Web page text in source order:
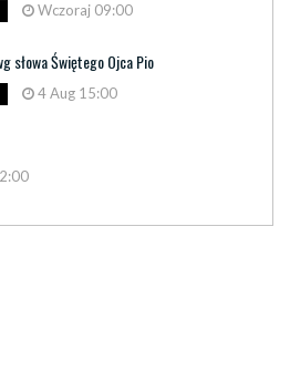
Wczoraj 09:00
słowa Świętego Ojca Pio
4 Aug 15:00